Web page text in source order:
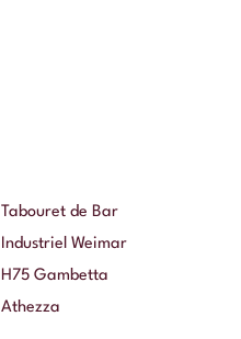
Tabouret de Bar
Industriel Weimar
H75 Gambetta
Athezza